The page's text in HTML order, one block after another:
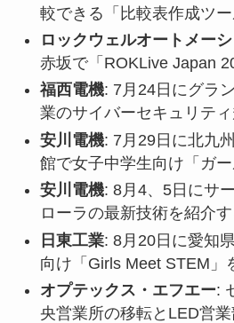
較できる「比較表作成ツ
ロックウェルオートメー
赤坂で「ROKLive Japan
福西電機: 7月24日にグラ
業のサイバーセキュリテ
安川電機: 7月29日に北九
館で女子中学生向け「ガ
安川電機: 8月4、5日にサ
ローラの最新技術を紹介
日東工業: 8月20日に愛知
向け「Girls Meet STEM」
オプテックス・エフエー:
央営業所の移転とLED営